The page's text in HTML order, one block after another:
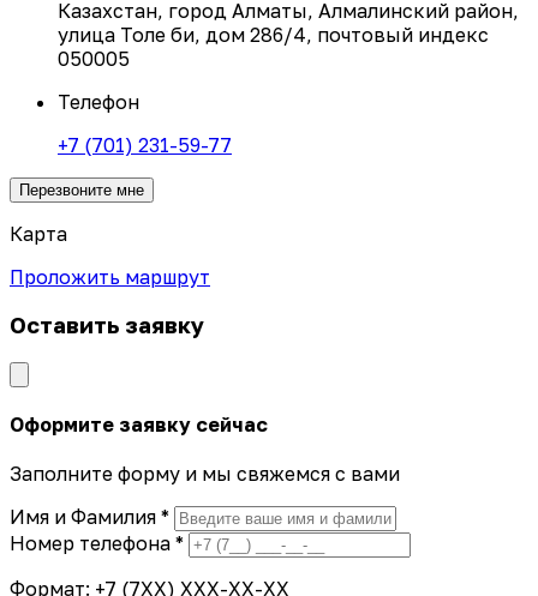
Казахстан, город Алматы, Алмалинский район,
улица Толе би, дом 286/4, почтовый индекс
050005
Телефон
+7 (701) 231-59-77
Перезвоните мне
Карта
Проложить маршрут
Оставить заявку
Оформите заявку сейчас
Заполните форму и мы свяжемся с вами
Имя и Фамилия *
Номер телефона *
Формат: +7 (7XX) XXX-XX-XX